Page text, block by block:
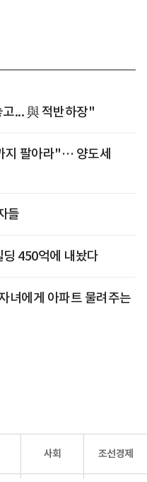
... 與 적반하장"
지 팔아라"… 양도세
들
450억에 내놨다
녀에게 아파트 물려주는
사회 조선경제